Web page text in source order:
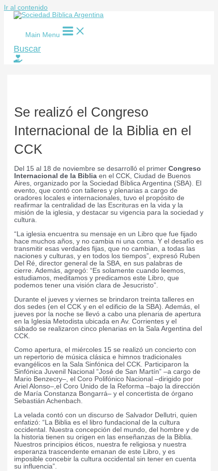
Ir al contenido
Main Menu
Buscar
Se realizó el Congreso
Internacional de la Biblia en el
CCK
Del 15 al 18 de noviembre se desarrolló el primer Congreso
Internacional de la Bibliaen el CCK, Ciudad de Buenos
Aires, organizado por la Sociedad Bíblica Argentina (SBA). El
evento, que contó con talleres y plenarias a cargo de
oradores locales e internacionales, tuvo el propósito de
reafirmar la centralidad de las Escrituras en la vida y la
misión de la iglesia, y destacar su vigencia para la sociedad y
cultura.
“La iglesia encuentra su mensaje en un Libro que fue fijado
hace muchos años, y no cambia ni una coma. Y el desafío es
transmitir esas verdades fijas, que no cambian, a todas las
naciones y culturas, y en todos los tiempos”, expresó Ruben
Del Ré, director general de la SBA, en sus palabras de
cierre. Además, agregó: “Es solamente cuando leemos,
estudiamos, meditamos y predicamos este Libro, que
podemos tener una visión clara de Jesucristo”.
Durante el jueves y viernes se brindaron treinta talleres en
dos sedes (en el CCK y en el edificio de la SBA). Además, el
jueves por la noche se llevó a cabo una plenaria de apertura
en la Iglesia Metodista ubicada en Av. Corrientes y el
sábado se realizaron cinco plenarias en la Sala Argentina del
CCK.
Como apertura, el miércoles 15 se realizó un concierto con
un repertorio de música clásica e himnos tradicionales
evangélicos en la Sala Sinfónica del CCK. Participaron la
Sinfónica Juvenil Nacional “José de San Martín” –a cargo de
Mario Benzecry–, el Coro Polifónico Nacional –dirigido por
Ariel Alonso–,el Coro Unido de la Reforma –bajo la dirección
de María Constanza Bongarrá– y el concertista de órgano
Sebastián Achenbach.
La velada contó con un discurso de Salvador Dellutri, quien
enfatizó: “La Biblia es el libro fundacional de la cultura
occidental. Nuestra concepción del mundo, del hombre y de
la historia tienen su origen en las enseñanzas de la Biblia.
Nuestros principios éticos, nuestra fe religiosa y nuestra
esperanza trascendente emanan de este Libro, y es
imposible concebir la cultura occidental sin tener en cuenta
su influencia”.